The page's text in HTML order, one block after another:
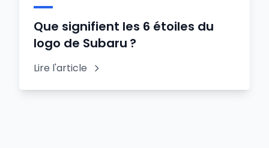
Que signifient les 6 étoiles du
logo de Subaru ?
Lire l'article